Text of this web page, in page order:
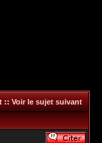
::Voir le sujet suivant